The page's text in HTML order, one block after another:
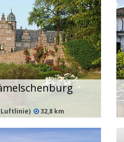
32,8 km